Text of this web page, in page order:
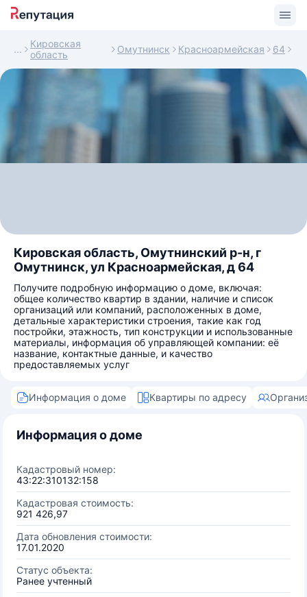
Кировская
область
Омутнинск Красноармейская 64
Кировская область, Омутнинский р-н, г
Омутнинск, ул Красноармейская, д 64
Получите подробную информацию о доме, включая:
общее количество квартир в здании, наличие и список
организаций или компаний, расположенных в доме,
детальные характеристики строения, такие как год
постройки, этажность, тип конструкции и использованные
материалы, информация об управляющей компании: её
название, контактные данные, и качество
предоставляемых услуг
Информация о доме Квартиры по адресу
Информация о доме
Кадастровый номер:
43:22:310132:158
Кадастровая стоимость:
921 426,97
Дата обновления стоимости:
17.01.2020
Статус объекта:
Ранее учтенный